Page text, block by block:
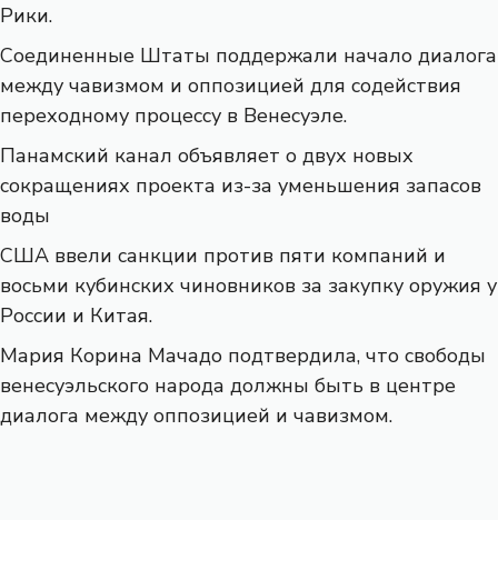
Рики.
Соединенные Штаты поддержали начало диалога
между чавизмом и оппозицией для содействия
переходному процессу в Венесуэле.
Панамский канал объявляет о двух новых
сокращениях проекта из-за уменьшения запасов
воды
США ввели санкции против пяти компаний и
восьми кубинских чиновников за закупку оружия у
России и Китая.
Мария Корина Мачадо подтвердила, что свободы
венесуэльского народа должны быть в центре
диалога между оппозицией и чавизмом.